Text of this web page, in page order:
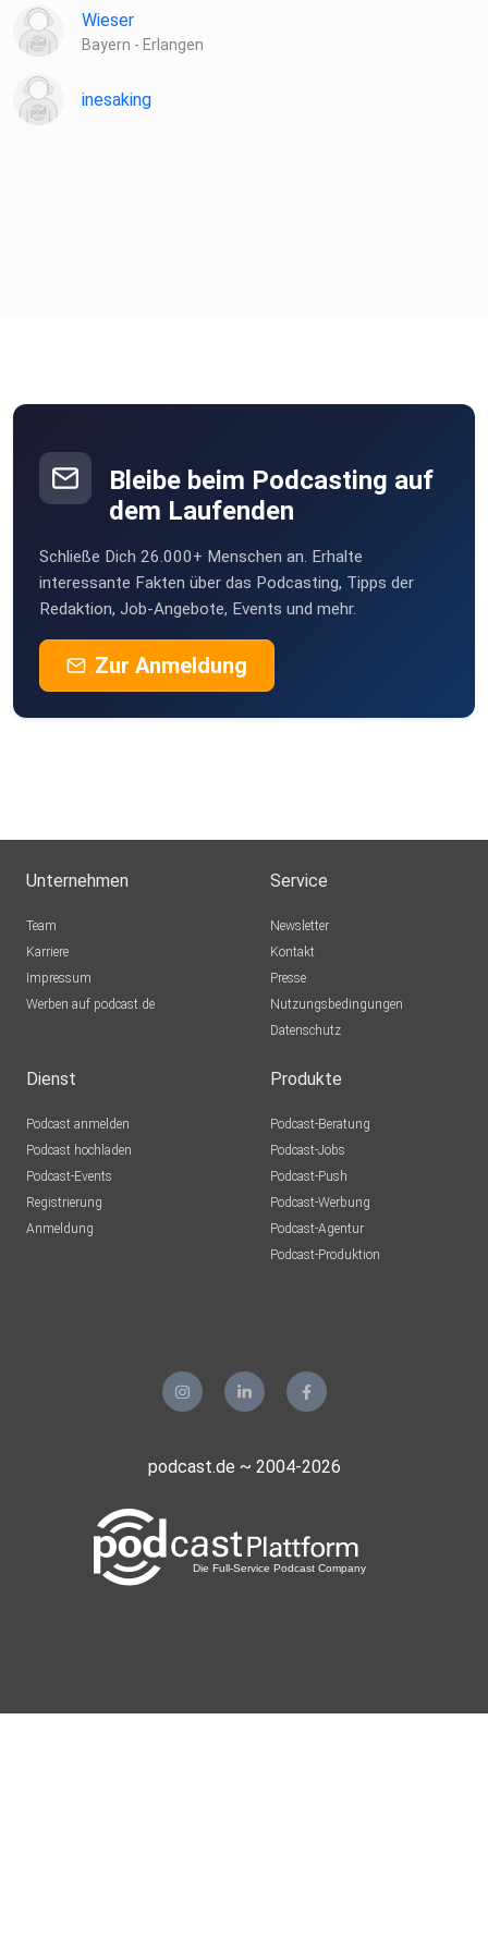
Wieser
Bayern - Erlangen
inesaking
Bleibe beim Podcasting auf
dem Laufenden
Schließe Dich 26.000+ Menschen an. Erhalte
interessante Fakten über das Podcasting, Tipps der
Redaktion, Job-Angebote, Events und mehr.
Zur Anmeldung
Unternehmen
Team
Karriere
Impressum
Werben auf podcast.de
Service
Newsletter
Kontakt
Presse
Nutzungsbedingungen
Datenschutz
Dienst
Podcast anmelden
Podcast hochladen
Podcast-Events
Registrierung
Anmeldung
Produkte
Podcast-Beratung
Podcast-Jobs
Podcast-Push
Podcast-Werbung
Podcast-Agentur
Podcast-Produktion
podcast.de ~ 2004-2026